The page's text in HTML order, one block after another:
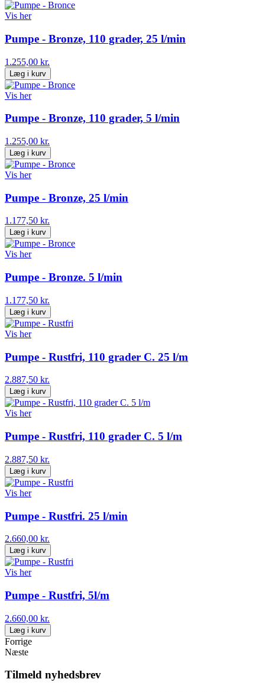
Vis her
Pumpe - Bronze, 110 grader, 25 l/min
1.255,00 kr.
Læg i kurv
Vis her
Pumpe - Bronze, 110 grader, 5 l/min
1.255,00 kr.
Læg i kurv
Vis her
Pumpe - Bronze, 25 l/min
1.177,50 kr.
Læg i kurv
Vis her
Pumpe - Bronze. 5 l/min
1.177,50 kr.
Læg i kurv
Vis her
Pumpe - Rustfri, 110 grader C. 25 l/m
2.887,50 kr.
Læg i kurv
Vis her
Pumpe - Rustfri, 110 grader C. 5 l/m
2.887,50 kr.
Læg i kurv
Vis her
Pumpe - Rustfri. 25 l/min
2.660,00 kr.
Læg i kurv
Vis her
Pumpe - Rustfri, 5l/m
2.660,00 kr.
Læg i kurv
Forrige
Næste
Tilmeld nyhedsbrev